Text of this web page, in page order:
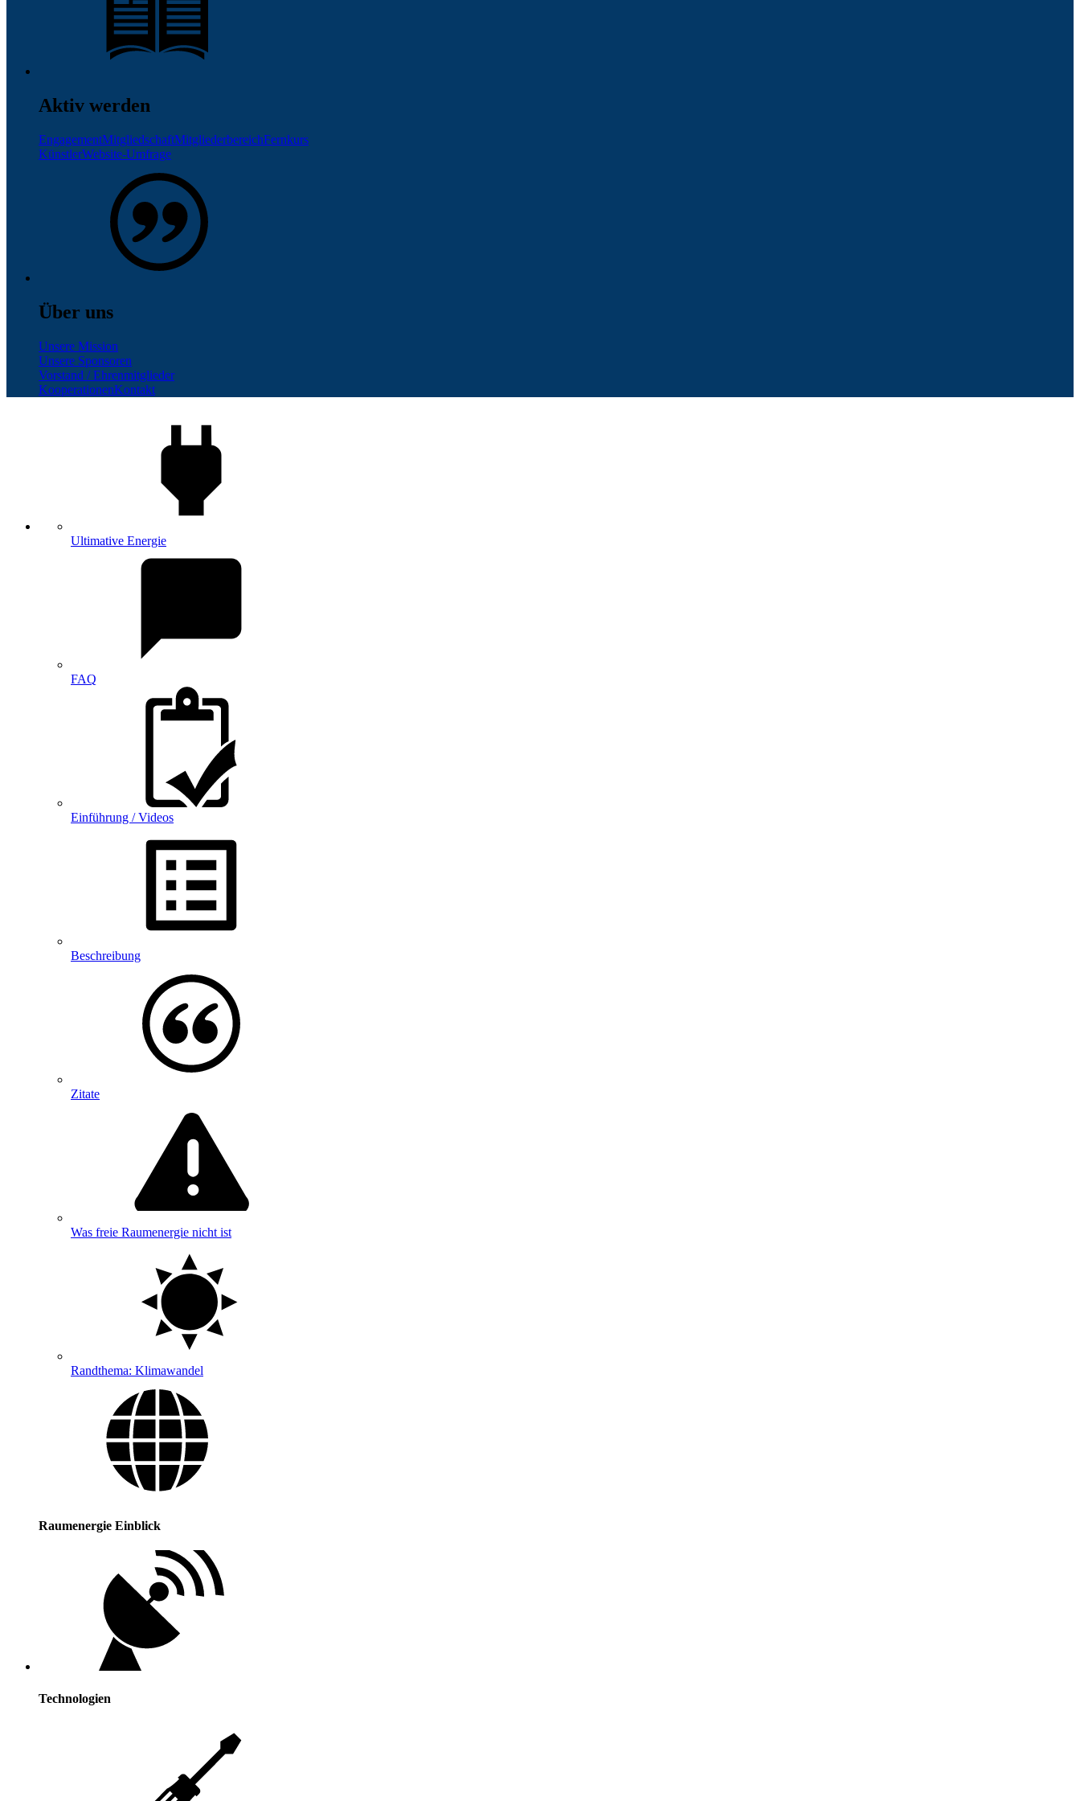
Aktiv werden
EngagementMitgliedschaftMitgliederbereichFernkurs
KünstlerWebsite-Umfrage
Über uns
Unsere Mission
Unsere Sponsoren
Vorstand / Ehrenmitglieder
KooperationenKontakt
Ultimative Energie
FAQ
Einführung / Videos
Beschreibung
Zitate
Was freie Raumenergie nicht ist
Randthema: Klimawandel
Raumenergie Einblick
Technologien